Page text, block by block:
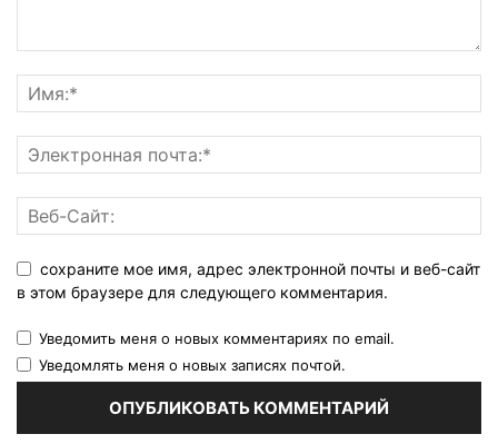
сохраните мое имя, адрес электронной почты и веб-сайт
в этом браузере для следующего комментария.
Уведомить меня о новых комментариях по email.
Уведомлять меня о новых записях почтой.